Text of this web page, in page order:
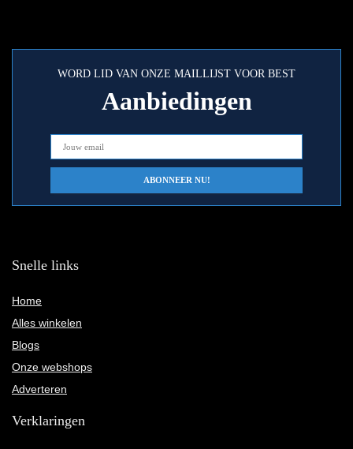
WORD LID VAN ONZE MAILLIJST VOOR BEST
Aanbiedingen
Snelle links
Home
Alles winkelen
Blogs
Onze webshops
Adverteren
Verklaringen